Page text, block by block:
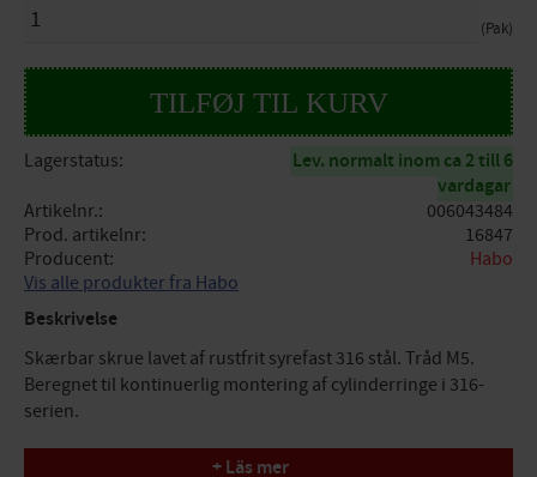
Pak
Lagerstatus
Lev. normalt inom ca 2 till 6
vardagar
Artikelnr.
006043484
Prod. artikelnr
16847
Producent
Habo
Vis alle produkter fra Habo
Beskrivelse
Skærbar skrue lavet af rustfrit syrefast 316 stål. Tråd M5.
Beregnet til kontinuerlig montering af cylinderringe i 316-
serien.
Længde(A)= 90 mm, Diameter= 8 mm
+ Läs mer